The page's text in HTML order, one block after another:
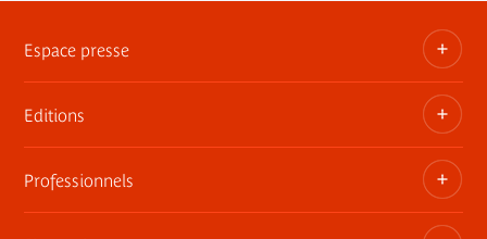
Espace presse
Dossiers, communiqués, bandes annonces
Contact presse
Editions
Les publications du musée
Professionnels